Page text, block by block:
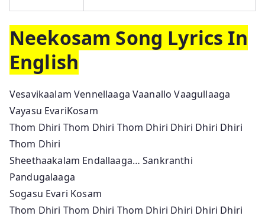
Neekosam Song Lyrics In
English
Vesavikaalam Vennellaaga Vaanallo Vaagullaaga
Vayasu EvariKosam
Thom Dhiri Thom Dhiri Thom Dhiri Dhiri Dhiri Dhiri
Thom Dhiri
Sheethaakalam Endallaaga… Sankranthi
Pandugalaaga
Sogasu Evari Kosam
Thom Dhiri Thom Dhiri Thom Dhiri Dhiri Dhiri Dhiri